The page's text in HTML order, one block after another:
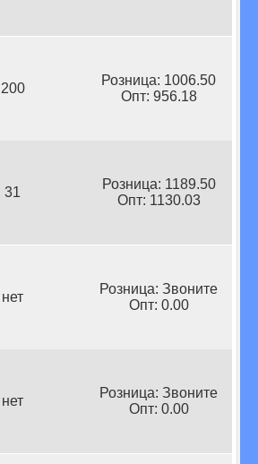
200
Розница: 1006.50
Опт: 956.18
31
Розница: 1189.50
Опт: 1130.03
нет
Розница: Звоните
Опт: 0.00
нет
Розница: Звоните
Опт: 0.00